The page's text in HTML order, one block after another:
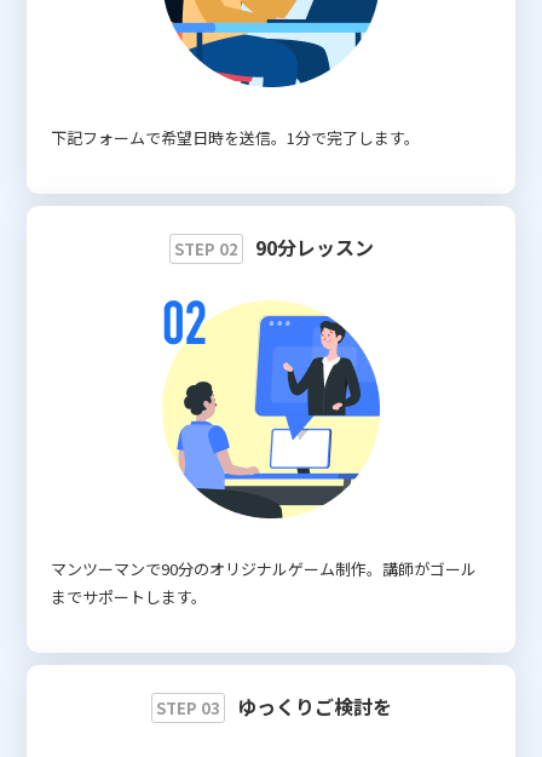
下記フォームで希望日時を送信。1分で完了します。
STEP 02 90分レッスン
マンツーマンで90分のオリジナルゲーム制作。講師がゴール
までサポートします。
STEP 03 ゆっくりご検討を